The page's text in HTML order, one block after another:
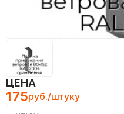
ЦЕНА
175руб./штуку